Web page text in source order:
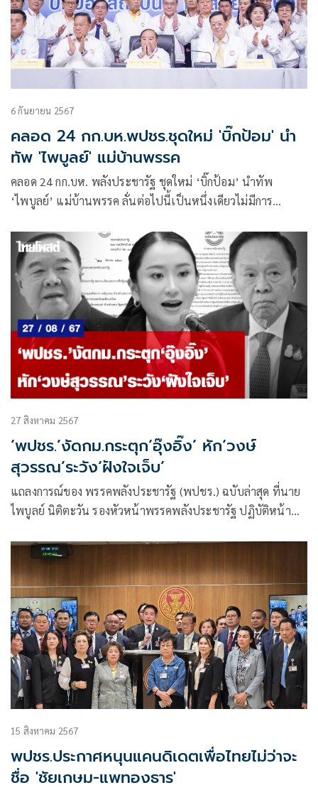
6 กันยายน 2567
คลอด 24 กก.บห.พปชร.ชุดใหม่ 'บิ๊กป้อม' นำ
ทัพ 'ไพบูลย์' แม่บ้านพรรค
คลอด 24 กก.บห. พลังประชารัฐ ชุดใหม่ ‘บิ๊กป้อม’ นำทัพ
‘ไพบูลย์’ แม่บ้านพรรค ลั่นต่อไปนี้เป็นหนึ่งเดียวไม่มีการ
สมัยเศรษฐกิจ มีชีวิตที่สดใส’
27 สิงหาคม 2567
‘พปชร.’งัดกม.กระตุก‘อุ๊งอิ๊ง’ หัก‘วงษ์
สุวรรณ’ระวัง‘ฝังใจเจ็บ’
แถลงการณ์ของ พรรคพลังประชารัฐ (พปชร.) ฉบับล่าสุด ที่นาย
ไพบูลย์ นิติตะวัน รองหัวหน้าพรรคพลังประชารัฐ ปฏิบัติหน้าที่
หัวหน้าพรรค ส่งถึง ‘อุ๊งอิ๊ง’-แพทองธาร ชินวัตร นายกรัฐมนตรี
15 สิงหาคม 2567
พปชร.ประกาศหนุนแคนดิเดตเพื่อไทยไม่ว่าจะ
ชื่อ 'ชัยเกษม-แพทองธาร'